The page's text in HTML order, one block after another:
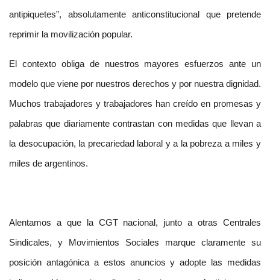
antipiquetes”, absolutamente anticonstitucional que pretende
reprimir la movilización popular.
El contexto obliga de nuestros mayores esfuerzos ante un
modelo que viene por nuestros derechos y por nuestra dignidad.
Muchos trabajadores y trabajadores han creído en promesas y
palabras que diariamente contrastan con medidas que llevan a
la desocupación, la precariedad laboral y a la pobreza a miles y
miles de argentinos.
Alentamos a que la CGT nacional, junto a otras Centrales
Sindicales, y Movimientos Sociales marque claramente su
posición antagónica a estos anuncios y adopte las medidas